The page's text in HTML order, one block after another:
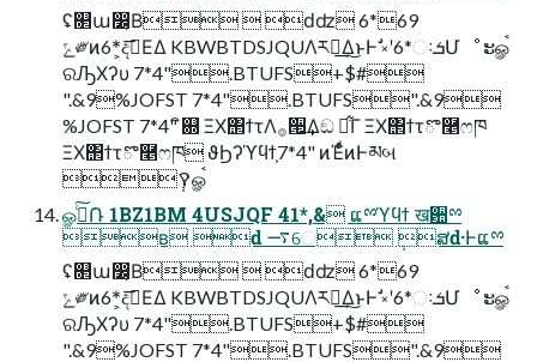
ʢ௒ա෼͔Β  ԁʣ 6*69
ݻ༗ͷ6*͕දࣔ͞ΕΔ KBWBTDSJQUΛར༻͢Δ͜ͱͰࣗ ༝ʹ6*ઃܭՄೳ ະௐࠪ
ରԠΧʔυ 7*4".BTUFS+$#
".&9%JOFST 7*4".BTUFS".&9
%JOFST 7*4" ิ଍ ΞΧ΢ϯτΛ࡞੒͢Δඞ ཁ͋Γ ΞΧ΢ϯτొ࿥ෆཁ
ΞΧ΢ϯτొ࿥ෆཁ ϑϦʔϓϥϯ͕7*4" ͷΈͩͬͨͷͰམબ
݄ࠒௐࠪ
ௐࠪͨ݁͠Ռ 1BZ1BM 4USJQF 41*,& ແྉϓϥϯ ख਺ྉ
ʙ ԁ ࠷େ ݄ສԁ·Ͱແྉ
ʢ௒ա෼͔Β  ԁʣ 6*69
ݻ༗ͷ6*͕දࣔ͞ΕΔ KBWBTDSJQUΛར༻͢Δ͜ͱͰࣗ ༝ʹ6*ઃܭՄೳ ະௐࠪ
ରԠΧʔυ 7*4".BTUFS+$#
".&9%JOFST 7*4".BTUFS".&9